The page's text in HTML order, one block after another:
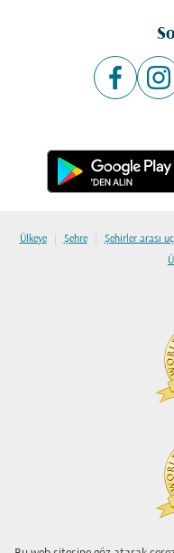
Ülkeye | Şehre | Şehirler arası